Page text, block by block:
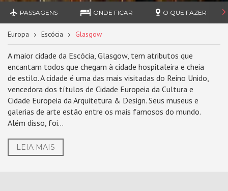
PASSAGENS ONDE FICAR O QUE FAZER
Europa Escócia Glasgow
A maior cidade da Escócia, Glasgow, tem atributos que
encantam todos que chegam à cidade hospitaleira e cheia
de estilo. A cidade é uma das mais visitadas do Reino Unido,
vencedora dos títulos de Cidade Europeia da Cultura e
Cidade Europeia da Arquitetura & Design. Seus museus e
galerias de arte estão entre os mais famosos do mundo.
Além disso, foi...
LEIA MAIS